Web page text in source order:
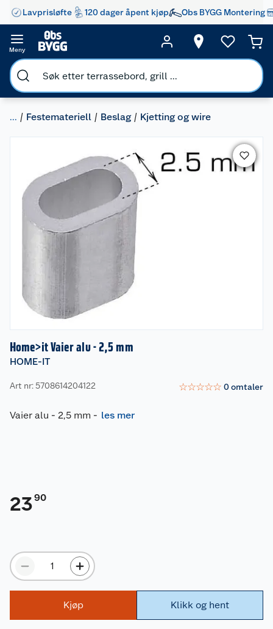
Lavprisløfte 120 dager åpent kjøp Obs BYGG Montering
Meny
... Festemateriell Beslag Kjetting og wire
Home>it Vaier alu - 2,5 mm
HOME-IT
Art nr: 5708614204122 ☆☆☆☆☆ 0omtaler
Vaier alu - 2,5 mm - les mer
2390
Kjøp Klikk og hent